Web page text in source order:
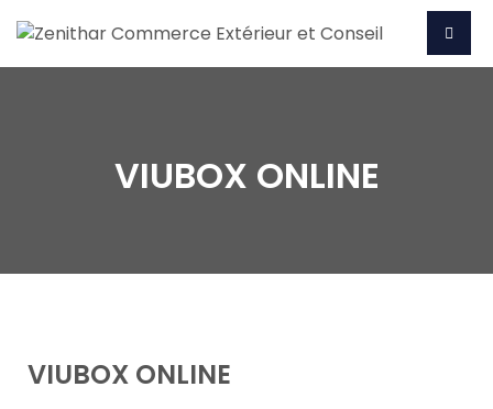
VIUBOX ONLINE
VIUBOX ONLINE